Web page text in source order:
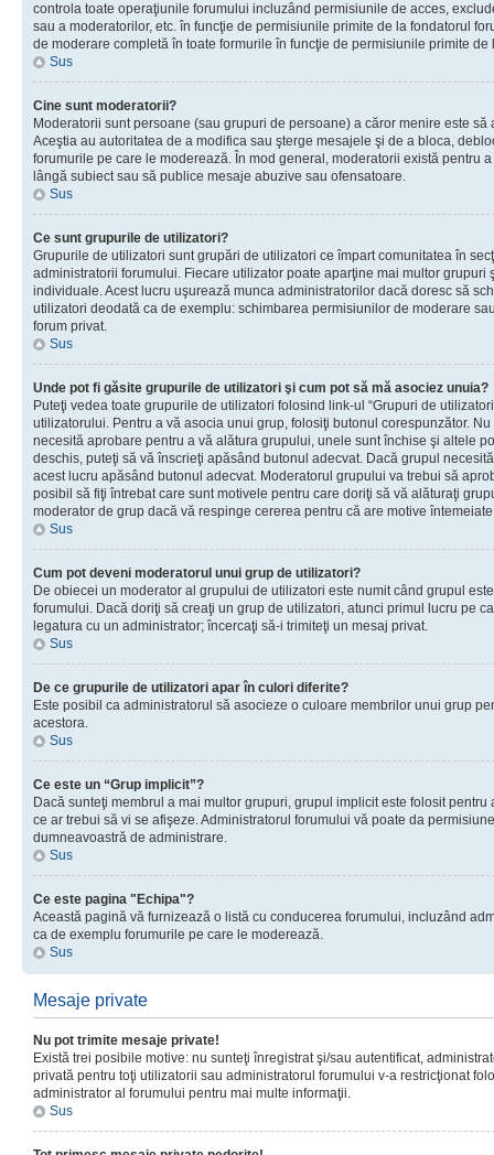
controla toate operaţiunile forumului incluzând permisiunile de acces,
sau a moderatorilor, etc. în funcţie de permisiunile primite de la fondatorul
de moderare completă în toate formurile în funcţie de permisiunile primite de
Sus
Cine sunt moderatorii?
Moderatorii sunt persoane (sau grupuri de persoane) a căror menire este
Aceştia au autoritatea de a modifica sau şterge mesajele şi de a bloca,
forumurile pe care le moderează. În mod general, moderatorii există pentru
lângă subiect sau să publice mesaje abuzive sau ofensatoare.
Sus
Ce sunt grupurile de utilizatori?
Grupurile de utilizatori sunt grupări de utilizatori ce împart comunitatea în
administratorii forumului. Fiecare utilizator poate aparţine mai multor grupuri
individuale. Acest lucru uşurează munca administratorilor dacă doresc să
utilizatori deodată ca de exemplu: schimbarea permisiunilor de moderare
forum privat.
Sus
Unde pot fi găsite grupurile de utilizatori şi cum pot să mă asociez unuia?
Puteţi vedea toate grupurile de utilizatori folosind link-ul “Grupuri de
utilizatorului. Pentru a vă asocia unui grup, folosiţi butonul corespunzător.
necesită aprobare pentru a vă alătura grupului, unele sunt închise şi altele
deschis, puteţi să vă înscrieţi apăsând butonul adecvat. Dacă grupul
acest lucru apăsând butonul adecvat. Moderatorul grupului va trebui să
posibil să fiţi întrebat care sunt motivele pentru care doriţi să vă alăturaţi
moderator de grup dacă vă respinge cererea pentru că are motive
Sus
Cum pot deveni moderatorul unui grup de utilizatori?
De obiecei un moderator al grupului de utilizatori este numit când grupul
forumului. Dacă doriţi să creaţi un grup de utilizatori, atunci primul lucru pe
legatura cu un administrator; încercaţi să-i trimiteţi un mesaj privat.
Sus
De ce grupurile de utilizatori apar în culori diferite?
Este posibil ca administratorul să asocieze o culoare membrilor unui grup
acestora.
Sus
Ce este un “Grup implicit”?
Dacă sunteţi membrul a mai multor grupuri, grupul implicit este folosit
ce ar trebui să vi se afişeze. Administratorul forumului vă poate da
dumneavoastră de administrare.
Sus
Ce este pagina "Echipa"?
Această pagină vă furnizează o listă cu conducerea forumului, incluzând
ca de exemplu forumurile pe care le moderează.
Sus
Mesaje private
Nu pot trimite mesaje private!
Există trei posibile motive: nu sunteţi înregistrat şi/sau autentificat,
privată pentru toţi utilizatorii sau administratorul forumului v-a restricţionat
administrator al forumului pentru mai multe informaţii.
Sus